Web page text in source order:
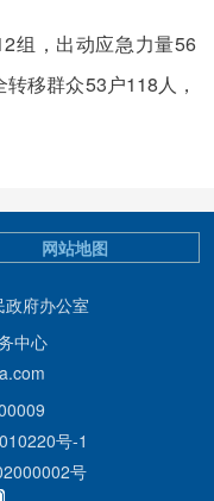
组，出动应急力量56
移群众53户118人，
府办公室
中心
号-1
号
网站地图